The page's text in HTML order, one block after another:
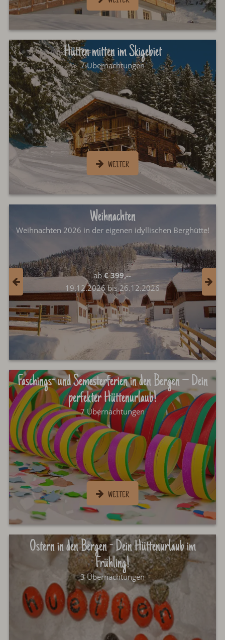
Hütten mitten im Skigebiet
7 Übernachtungen
Weihnachten
Weihnachten 2026 in der eigenen idyllischen Berghütte!
ab€ 399,--
19.12.2026 bis 26.12.2026
Faschings- und Semesterferien in den Bergen – Dein
perfekter Hüttenurlaub!
7 Übernachtungen
Ostern in den Bergen - Dein Hüttenurlaub im
Frühling!
3 Übernachtungen